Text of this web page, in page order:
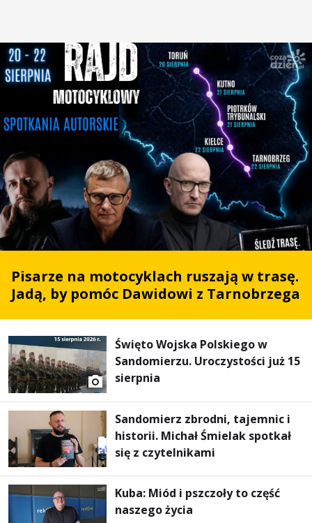
Pisarze na motocyklach ruszają w trasę.
Jadą, by pomóc Dawidowi z Tarnobrzega
Święto Wojska Polskiego w
Sandomierzu. Uroczystości już 15
sierpnia
Sandomierz zbrodni, tajemnic i
historii. Michał Śmielak spotkał
się z czytelnikami
Kuba: Miód i pszczoły to część
naszego życia